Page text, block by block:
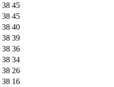
38 45
38 45
38 40
38 39
38 36
38 34
38 26
38 16